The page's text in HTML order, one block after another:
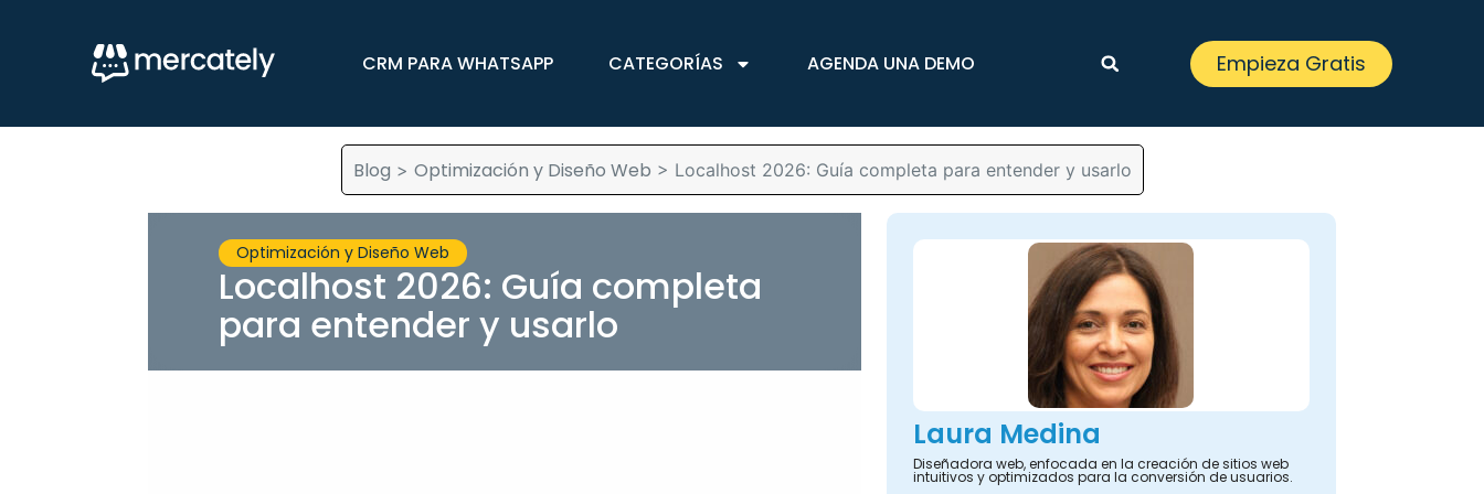
CRM PARA WHATSAPP CATEGORÍAS AGENDA UNA DEMO Empieza Gratis
Blog > Optimización y Diseño Web > Localhost 2026: Guía completa para entender y usarlo
Optimización y Diseño Web
Localhost 2026: Guía completa
para entender y usarlo
Laura Medina
Diseñadora web, enfocada en la creación de sitios web
intuitivos y optimizados para la conversión de usuarios.